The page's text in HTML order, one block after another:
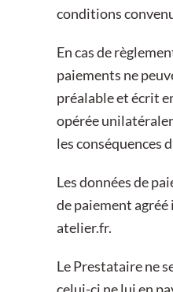
conditions
En cas de
paiements ne
préalable et écrit
opérée
les conséquences
Les données de
de paiement
atelier.fr.
Le Prestataire ne